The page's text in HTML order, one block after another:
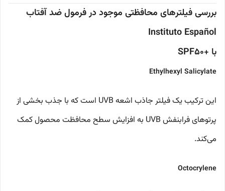
بررسی فیلترهای محافظتی موجود در فرمول ضد آفتاب
Instituto Español
با +SPF50
Ethylhexyl Salicylate
این ترکیب یک فیلتر جاذب اشعه UVB است که با جذب بخشی از
پرتوهای فرابنفش UVB به افزایش سطح محافظت محصول کمک
می‌کند.
Octocrylene